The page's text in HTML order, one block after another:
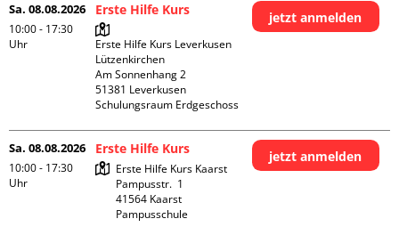
Sa. 08.08.2026
10:00 - 17:30
Uhr
Erste Hilfe Kurs
Erste Hilfe Kurs Leverkusen
Lützenkirchen
Am Sonnenhang 2
51381 Leverkusen
Schulungsraum Erdgeschoss
jetzt anmelden
Sa. 08.08.2026
10:00 - 17:30
Uhr
Erste Hilfe Kurs
Erste Hilfe Kurs Kaarst
Pampusstr.  1
41564 Kaarst
Pampusschule
jetzt anmelden